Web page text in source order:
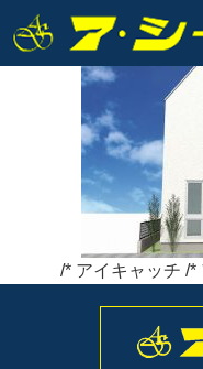
/* アイキャッチ /*